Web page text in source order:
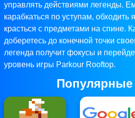
управлять действиями легенды.
карабкаться по уступам,
красться с предметами на спине.
доберетесь до конечной точки
легенда получит фокусы и
уровень игры Parkour Rooftop.
Популярные